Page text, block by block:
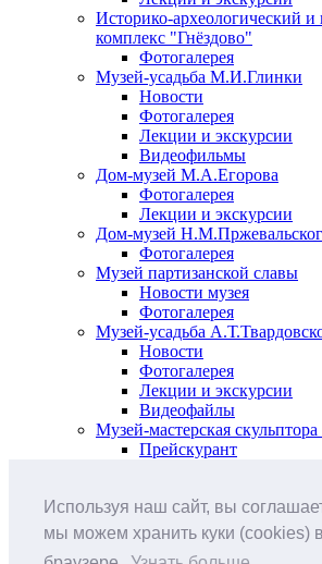
Используя наш сайт, вы
мы можем хранить куки (cookies)
Историко-археологический
комплекс "Гнёздово"
Фотогалерея
Музей-усадьба М.И.Глинки
Новости
Фотогалерея
Лекции и экскурсии
Видеофильмы
Дом-музей М.А.Егорова
Фотогалерея
Лекции и экскурсии
Дом-музей
Фотогалерея
Музей партизанской славы
Новости музея
Фотогалерея
Музей-усадьба
Новости
Фотогалерея
Лекции и экскурсии
Видеофайлы
Музей-мастерская
Прейскурант
Анонс мероприятий
Виртуальные выставки